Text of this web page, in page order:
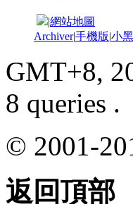
|網站地圖
Archiver|手機版|小
GMT+8,
8 queries .
© 2001-
返回頂部